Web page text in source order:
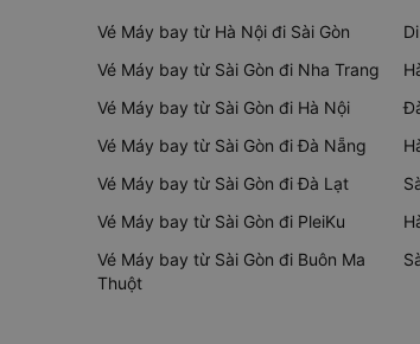
Vé Máy bay từ Hà Nội đi Sài Gòn
Vé Máy bay từ Sài Gòn đi Nha Trang
Vé Máy bay từ Sài Gòn đi Hà Nội
Vé Máy bay từ Sài Gòn đi Đà Nẵng
Vé Máy bay từ Sài Gòn đi Đà Lạt
Vé Máy bay từ Sài Gòn đi PleiKu
Vé Máy bay từ Sài Gòn đi Buôn Ma
Thuột